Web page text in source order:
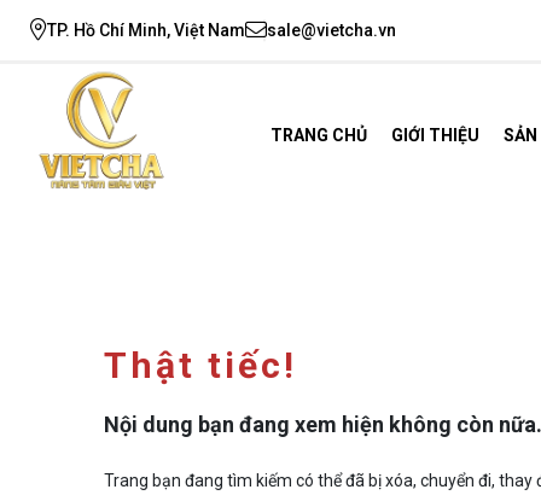
TP. Hồ Chí Minh, Việt Nam sale@vietcha.vn
TRANG CHỦ GIỚI THIỆU
Thật tiếc!
Nội dung bạn đang xem hiện không còn nữa.
Trang bạn đang tìm kiếm có thể đã bị xóa, chuyển đi,